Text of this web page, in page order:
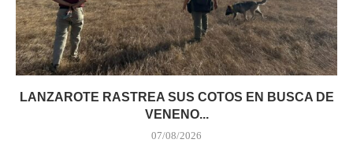
LANZAROTE RASTREA SUS COTOS EN BUSCA DE
VENENO...
07/08/2026